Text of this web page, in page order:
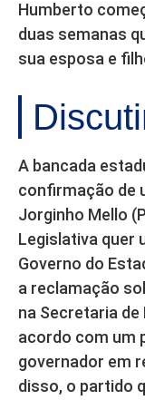
Humberto
duas semanas
sua esposa e
A bancada
confirmação de
Jorginho Mello
Legislativa quer
Governo do
a reclamação
na Secretaria
acordo com um
governador em
disso, o partido